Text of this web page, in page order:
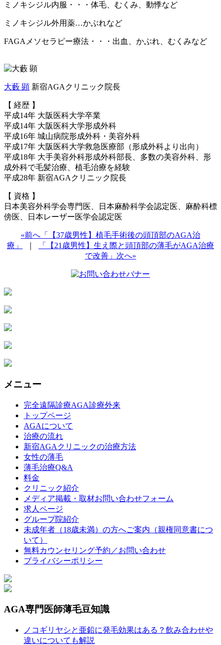
ミノキシジル内服・・・体毛、むくみ、動悸など
ミノキシジル外用薬…かぶれなど
FAGAメソセラピー療法・・・出血、かぶれ、むくみなど
大藪 顕 新宿AGAクリニック院長
【 経歴 】
平成14年 大阪医科大学卒業
平成14年 大阪医科大学形成外科
平成16年 城山病院形成外科・美容外科
平成17年 大阪医科大学救急医療部（形成外科より出向）
平成18年 大手美容外科形成外科部長、多数の美容外科、形
成外科で毛髪治療、植毛治療を経験
平成28年 新宿AGAクリニック院長
【 資格 】
日本美容外科学会専門医、日本麻酔科学会認定医、麻酔科標
傍医、日本レーザー医学会認定医
«前へ「【37歳男性】植毛手術後の頭頂部のAGA治
療」
「【21歳男性】生え際と頭頂部の薄毛がAGA治療
で改善」次へ»
メニュー
完全遠隔診療AGA診療外来
トップページ
AGAについて
治療の流れ
新宿AGAクリニックの治療方法
女性の薄毛
薄毛治療Q&A
料金
クリニック紹介
メディア掲載・取材お問い合わせフォーム
求人ページ
グループ院紹介
未成年者（18歳未満）の方へご案内（親権同意書につ
いて）
無料カウンセリング予約／お問い合わせ
プライバシーポリシー
AGA専門医師薄毛豆知識
ノコギリヤシと亜鉛に発毛効果はある？飲み合わせや
違いについても解説